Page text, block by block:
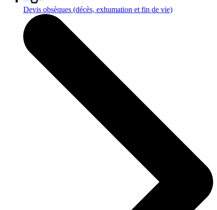
Devis obsèques (décès, exhumation et fin de vie)